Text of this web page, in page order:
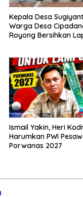
Kepala Desa
Warga Desa
Royong Bersihkan
Ismail Yakin, Heri
Harumkan PWI
Porwanas 2027